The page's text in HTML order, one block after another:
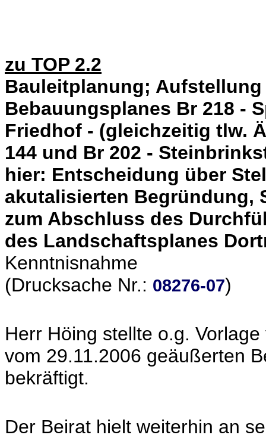
zu TOP 2.2
Bauleitplanung;
Bebauungsplanes Br 218 -
Friedhof - (gleichzeitig tlw.
144 und Br 202 -
hier: Entscheidung über
akutalisierten Begründung,
zum Abschluss des
des Landschaftsplanes
Kenntnisnahme
(Drucksache Nr.: 08276-07)
Herr Höing stellte o.g.
vom 29.11.2006 geäußerten
bekräftigt.
Der Beirat hielt weiterhin an